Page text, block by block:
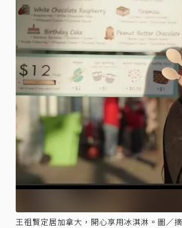
王祖賢定居加拿大，開心享用冰淇淋。圖／